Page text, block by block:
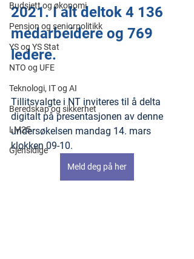
Budsjett og økonomi
Pensjon og seniorpolitikk
YS og YS Stat
NTO og UFE
Teknologi, IT og AI
Beredskap og sikkerhet
LM25
Gjensidige
2021. I alt deltok 4 136
medarbeidere og 769
ledere.
Tillitsvalgte i NT inviteres til å delta
digitalt på presentasjonen av denne
undersøkelsen mandag 14. mars
klokken 09-10.
Meld deg på her